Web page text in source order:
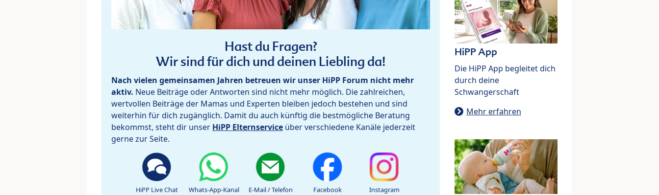
Hast du Fragen?
Wir sind für dich und deinen Liebling da!
Nach vielen gemeinsamen Jahren betreuen wir unser HiPP Forum nicht mehr
aktiv. Neue Beiträge oder Antworten sind nicht mehr möglich. Die zahlreichen,
wertvollen Beiträge der Mamas und Experten bleiben jedoch bestehen und sind
weiterhin für dich zugänglich. Damit du auch künftig die bestmögliche Beratung
bekommst, steht dir unser HiPP Elternservice über verschiedene Kanäle jederzeit
gerne zur Seite.
HiPP Live Chat Whats-App-Kanal E-Mail / Telefon Facebook Instagram
HiPP App
Die HiPP App begleitet dich
durch deine
Schwangerschaft
Mehr erfahren